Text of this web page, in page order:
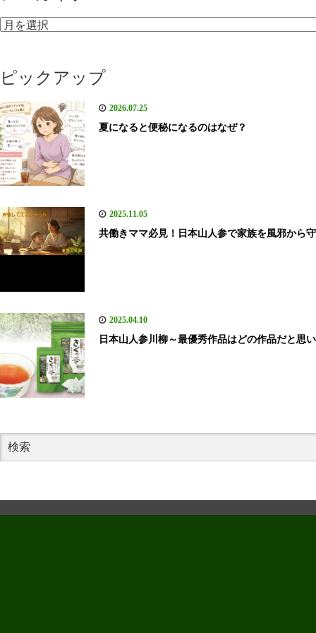
ア
イ
ブ
ピックアップ
2026.07.25
夏になると便秘になるのはなぜ？
2025.11.05
共働きママ必見！日本山人参で家族を風邪から
2025.04.10
日本山人参川柳～最優秀作品はどの作品だと思